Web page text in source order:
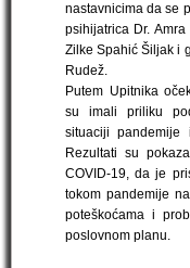
nastavnicima da se
psihijatrica Dr.
Zilke Spahić Šiljak i
Rudež.
Putem Upitnika
su imali priliku
situaciji
Rezultati su
COVID-19, da je
tokom pandemije
poteškoćama i
poslovnom planu.